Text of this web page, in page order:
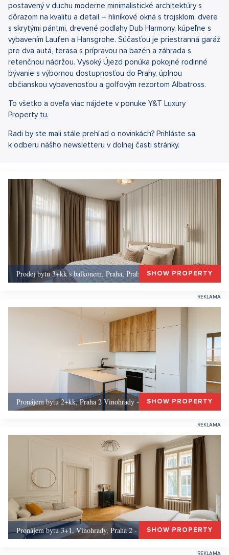
postavený v duchu moderne minimalistické architektúry s
dôrazom na kvalitu a detail – hliníkové okná s trojsklom, dvere
s skrytými pántmi, drevené podlahy Dub Harmony, kúpeľne s
vybavením Laufen a Hansgrohe. Súčasťou je priestranná garáž
pre dva autá, terasa s prípravou na bazén a záhrada s
retenčnou nádržou. Vysoký Újezd ponúka pokojné rodinné
bývanie s výbornou dostupnosťou do Prahy, úplnou
občianskou vybavenosťou a golfovým rezortom Albatross.
To všetko a oveľa viac nájdete v ponuke Y&T Luxury
Property tu.
Radi by ste mali stále prehľad o novinkách? Prihláste sa
k odberu nášho newsletteru v dolnej časti stránky.
Prodej bytu 3+kk s balkonem, Praha, Praha 10SHOW PROPERTY
Pronájem bytu 2+kk, Praha 2 Vinohrady - 62 m², Praha 2
SHOW PROPERTY
Pronájem bytu 3+1, Vinohrady, Praha 2 - 117 m², Praha 2
SHOW PROPERTY